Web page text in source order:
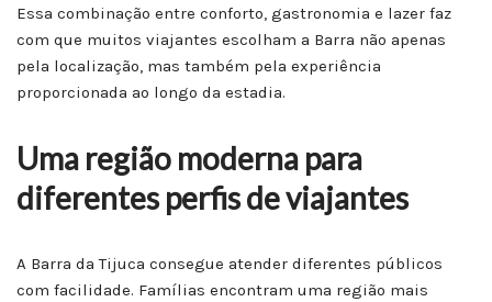
Essa combinação entre conforto, gastronomia e lazer faz
com que muitos viajantes escolham a Barra não apenas
pela localização, mas também pela experiência
proporcionada ao longo da estadia.
Uma região moderna para
diferentes perfis de viajantes
A Barra da Tijuca consegue atender diferentes públicos
com facilidade. Famílias encontram uma região mais